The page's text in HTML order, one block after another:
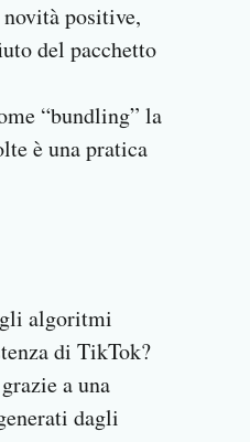
positive,
del pacchetto
“bundling” la
è una pratica
gli algoritmi
di TikTok?
a una
dagli